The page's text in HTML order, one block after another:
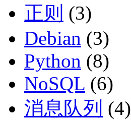
正则 (3)
Debian (3)
Python (8)
NoSQL (6)
消息队列 (4)